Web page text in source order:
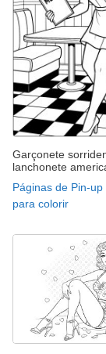
Garçonete
lanchonete
Páginas de Pin-
para colorir